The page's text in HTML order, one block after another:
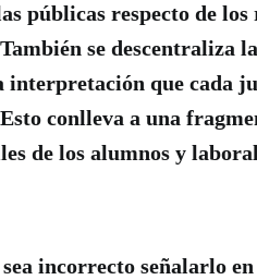
públicas respecto de los
se descentraliza
interpretación que cada
conlleva a una
de los alumnos y
incorrecto señalarlo